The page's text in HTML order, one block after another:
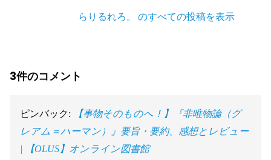
らりるれろ。 のすべての投稿を表示
3件のコメント
ピンバック:
【事物そのものへ！】『非唯物論（グ
レアム＝ハーマン）』要旨・要約、感想とレビュー
| 【OLUS】オンライン図書館